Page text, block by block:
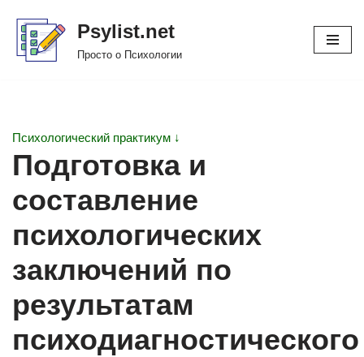
Перейти
Psylist.net
Просто о Психологии
Психологический практикум ↓
Подготовка и
составление
психологических
заключений по
результатам
психодиагностического